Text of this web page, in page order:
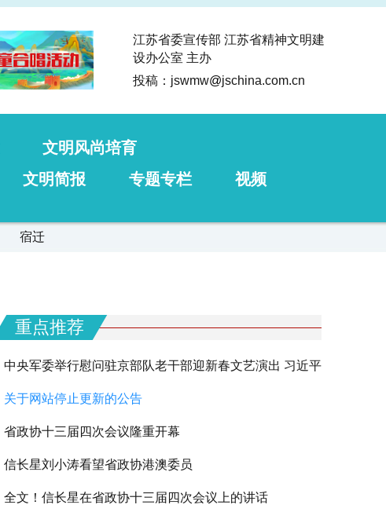
江苏省委宣传部 江苏省精神文明建
设办公室 主办
投稿：jswmw@jschina.com.cn
文明风尚培育
文明简报 专题专栏 视频
宿迁
重点推荐
中央军委举行慰问驻京部队老干部迎新春文艺演出 习近平
向全军老同志祝贺新春
关于网站停止更新的公告
省政协十三届四次会议隆重开幕
信长星刘小涛看望省政协港澳委员
全文！信长星在省政协十三届四次会议上的讲话